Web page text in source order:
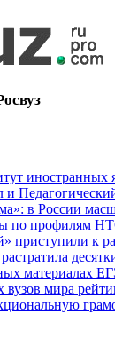
иностранных
в России
по профилям
приступили к
материалах
мира